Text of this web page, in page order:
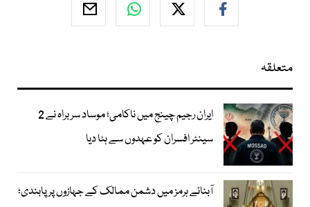
متعلقہ
ایران رجیم چینج میں ناکامی؛ موساد سربراہ نے 2
سینئر افسران کو عہدوں سے ہٹا دیا
آبنائے ہرمز میں دشمن ممالک کے جہازوں پر پابندی؛